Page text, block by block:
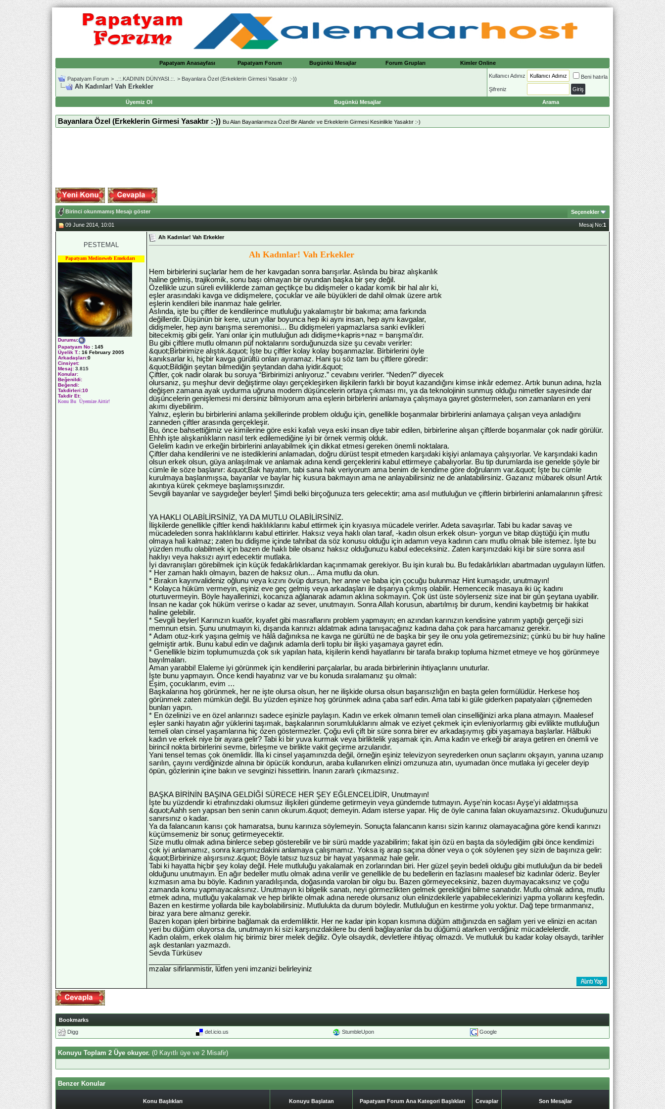
Papatyam Anasayfası Papatyam Forum Bugünkü Mesajlar Forum Grupları Kimler Online
Papatyam Forum > ..::.KADININ DÜNYASI.::. > Bayanlara Özel (Erkeklerin Girmesi Yasaktır :-))
Ah Kadınlar! Vah Erkekler
Kullanıcı Adınız Beni hatırla
Şifreniz
Üyemiz Ol Bugünkü Mesajlar Arama
Bayanlara Özel (Erkeklerin Girmesi Yasaktır :-)) Bu Alan Bayanlarımıza Özel Bir Alandır ve Erkeklerin Girmesi Kesinlikle Yasaktır :-)
Birinci okunmamış Mesajı göster Seçenekler
09 June 2014, 10:01 Mesaj No:1
PESTEMAL
Papatyam Medineweb Emekdarı
Durumu:
Papatyam No : 145
Üyelik T.: 16 February 2005
Arkadaşları:0
Cinsiyet:
Mesaj: 3.815
Konular:
Beğenildi:
Beğendi:
Takdirleri:10
Takdir Et:
Konu Bu Üyemize Aittir!
Ah Kadınlar! Vah Erkekler
Ah Kadınlar! Vah Erkekler
Hem birbirlerini suçlarlar hem de her kavgadan sonra barışırlar. Aslında bu biraz alışkanlık
haline gelmiş, trajikomik, sonu başı olmayan bir oyundan başka bir şey değil.
Özellikle uzun süreli evliliklerde zaman geçtikçe bu didişmeler o kadar komik bir hal alır ki,
eşler arasındaki kavga ve didişmelere, çocuklar ve aile büyükleri de dahil olmak üzere artık
eşlerin kendileri bile inanmaz hale gelirler.
Aslında, işte bu çiftler de kendilerince mutluluğu yakalamıştır bir bakıma; ama farkında
değillerdir. Düşünün bir kere, uzun yıllar boyunca hep iki aynı insan, hep aynı kavgalar,
didişmeler, hep aynı barışma seremonisi… Bu didişmeleri yapmazlarsa sanki evlikleri
bitecekmiş gibi gelir. Yani onlar için mutluluğun adı didişme+kapris+naz = barışma'dır.
Bu gibi çiftlere mutlu olmanın püf noktalarını sorduğunuzda size şu cevabı verirler:
&quot;Birbirimize alıştık.&quot; İşte bu çiftler kolay kolay boşanmazlar. Birbirlerini öyle
kanıksarlar ki, hiçbir kavga gürültü onları ayıramaz. Hani şu söz tam bu çiftlere göredir:
&quot;Bildiğin şeytan bilmediğin şeytandan daha iyidir.&quot;
Çiftler, çok nadir olarak bu soruya “Birbirimizi anlıyoruz.” cevabını verirler. “Neden?” diyecek
olursanız, şu meşhur devir değiştirme olayı gerçekleşirken ilişkilerin farklı bir boyut kazandığını kimse inkâr edemez. Artık bunun adına, hızla
değişen zamana ayak uydurma uğruna modern düşüncelerin ortaya çıkması mı, ya da teknolojinin sunmuş olduğu nimetler sayesinde dar
düşüncelerin genişlemesi mi dersiniz bilmiyorum ama eşlerin birbirlerini anlamaya çalışmaya gayret göstermeleri, son zamanların en yeni
akımı diyebilirim.
Yalnız, eşlerin bu birbirlerini anlama şekillerinde problem olduğu için, genellikle boşanmalar birbirlerini anlamaya çalışan veya anladığını
zanneden çiftler arasında gerçekleşir.
Bu, önce bahsettiğimiz ve kimilerine göre eski kafalı veya eski insan diye tabir edilen, birbirlerine alışan çiftlerde boşanmalar çok nadir görülür.
Ehhh işte alışkanlıkların nasıl terk edilemediğine iyi bir örnek vermiş olduk.
Gelelim kadın ve erkeğin birbirlerini anlayabilmek için dikkat etmesi gereken önemli noktalara.
Çiftler daha kendilerini ve ne istediklerini anlamadan, doğru dürüst tespit etmeden karşıdaki kişiyi anlamaya çalışıyorlar. Ve karşındaki kadın
olsun erkek olsun, güya anlaşılmak ve anlamak adına kendi gerçeklerini kabul ettirmeye çabalıyorlar. Bu tip durumlarda ise genelde şöyle bir
cümle ile söze başlanır: &quot;Bak hayatım, tabi sana hak veriyorum ama benim de kendime göre doğrularım var.&quot; İşte bu cümle
kurulmaya başlanmışsa, bayanlar ve baylar hiç kusura bakmayın ama ne anlayabilirsiniz ne de anlatabilirsiniz. Gazanız mübarek olsun! Artık
akıntıya kürek çekmeye başlamışsınızdır.
Sevgili bayanlar ve saygıdeğer beyler! Şimdi belki birçoğunuza ters gelecektir; ama asıl mutluluğun ve çiftlerin birbirlerini anlamalarının şifresi:
YA HAKLI OLABİLİRSİNİZ, YA DA MUTLU OLABİLİRSİNİZ.
İlişkilerde genellikle çiftler kendi haklılıklarını kabul ettirmek için kıyasıya mücadele verirler. Adeta savaşırlar. Tabi bu kadar savaş ve
mücadeleden sonra haklılıklarını kabul ettirirler. Haksız veya haklı olan taraf, -kadın olsun erkek olsun- yorgun ve bitap düştüğü için mutlu
olmaya hali kalmaz; zaten bu didişme içinde tahribat da söz konusu olduğu için adamın veya kadının canı mutlu olmak bile istemez. İşte bu
yüzden mutlu olabilmek için bazen de haklı bile olsanız haksız olduğunuzu kabul edeceksiniz. Zaten karşınızdaki kişi bir süre sonra asıl
haklıyı veya haksızı ayırt edecektir mutlaka.
İyi davranışları görebilmek için küçük fedakârlıklardan kaçınmamak gerekiyor. Bu işin kuralı bu. Bu fedakârlıkları abartmadan uygulayın lütfen.
* Her zaman haklı olmayın, bazen de haksız olun… Ama mutlu da olun.
* Bırakın kayınvalideniz oğlunu veya kızını övüp dursun, her anne ve baba için çocuğu bulunmaz Hint kumaşıdır, unutmayın!
* Kolayca hüküm vermeyin, eşiniz eve geç gelmiş veya arkadaşları ile dışarıya çıkmış olabilir. Hemencecik masaya iki üç kadını
oturtuvermeyin. Böyle hayallerinizi, kocanıza ağlanarak adamın aklına sokmayın. Çok üst üste söylerseniz size inat bir gün şeytana uyabilir.
İnsan ne kadar çok hüküm verirse o kadar az sever, unutmayın. Sonra Allah korusun, abartılmış bir durum, kendini kaybetmiş bir hakikat
haline gelebilir.
* Sevgili beyler! Karınızın kuaför, kıyafet gibi masraflarını problem yapmayın; en azından karınızın kendisine yatırım yaptığı gerçeği sizi
memnun etsin. Şunu unutmayın ki, dışarıda karınızı aldatmak adına tanışacağınız kadına daha çok para harcamanız gerekir.
* Adam otuz-kırk yaşına gelmiş ve hâlâ dağınıksa ne kavga ne gürültü ne de başka bir şey ile onu yola getiremezsiniz; çünkü bu bir huy haline
gelmiştir artık. Bunu kabul edin ve dağınık adamla derli toplu bir ilişki yaşamaya gayret edin.
* Genellikle bizim toplumumuzda çok sık yapılan hata, kişilerin kendi hayatlarını bir tarafa bırakıp topluma hizmet etmeye ve hoş görünmeye
bayılmaları.
Aman yarabbi! Elaleme iyi görünmek için kendilerini parçalarlar, bu arada birbirlerinin ihtiyaçlarını unuturlar.
İşte bunu yapmayın. Önce kendi hayatınız var ve bu konuda sıralamanız şu olmalı:
Eşim, çocuklarım, evim …
Başkalarına hoş görünmek, her ne işte olursa olsun, her ne ilişkide olursa olsun başarısızlığın en başta gelen formülüdür. Herkese hoş
görünmek zaten mümkün değil. Bu yüzden eşinize hoş görünmek adına çaba sarf edin. Ama tabi ki güle giderken papatyaları çiğnemeden
bunları yapın.
* En özelinizi ve en özel anlarınızı sadece eşinizle paylaşın. Kadın ve erkek olmanın temeli olan cinselliğinizi arka plana atmayın. Maalesef
eşler sanki hayatın ağır yüklerini taşımak, başkalarının sorumluluklarını almak ve eziyet çekmek için evleniyorlarmış gibi evlilikte mutluluğun
temeli olan cinsel yaşamlarına hiç özen göstermezler. Çoğu evli çift bir süre sonra birer ev arkadaşıymış gibi yaşamaya başlarlar. Hâlbuki
kadın ve erkek niye bir ayara gelir? Tabi ki bir yuva kurmak veya birliktelik yaşamak için. Ama kadın ve erkeği bir araya getiren en önemli ve
birincil nokta birbirlerini sevme, birleşme ve birlikte vakit geçirme arzularıdır.
Yani tensel temas çok önemlidir. İlla ki cinsel yaşamınızda değil, örneğin eşiniz televizyon seyrederken onun saçlarını okşayın, yanına uzanıp
sarılın, çayını verdiğinizde alnına bir öpücük kondurun, araba kullanırken elinizi omzunuza atın, uyumadan önce mutlaka iyi geceler deyip
öpün, gözlerinin içine bakın ve sevginizi hissettirin. İnanın zararlı çıkmazsınız.
BAŞKA BİRİNİN BAŞINA GELDİĞİ SÜRECE HER ŞEY EĞLENCELİDİR, Unutmayın!
İşte bu yüzdendir ki etrafınızdaki olumsuz ilişkileri gündeme getirmeyin veya gündemde tutmayın. Ayşe'nin kocası Ayşe'yi aldatmışsa
&quot;Aahh sen yapsan ben senin canın okurum.&quot; demeyin. Adam isterse yapar. Hiç de öyle canına falan okuyamazsınız. Okuduğunuzu
sanırsınız o kadar.
Ya da falancanın karısı çok hamaratsa, bunu karınıza söylemeyin. Sonuçta falancanın karısı sizin karınız olamayacağına göre kendi karınızı
küçümsemeniz bir sonuç getirmeyecektir.
Size mutlu olmak adına binlerce sebep gösterebilir ve bir sürü madde yazabilirim; fakat işin özü en başta da söylediğim gibi önce kendimizi
çok iyi anlamamız, sonra karşımızdakini anlamaya çalışmamız. Yoksa iş arap saçına döner veya o çok söylenen şey sizin de başınıza gelir:
&quot;Birbirinize alışırsınız.&quot; Böyle tatsız tuzsuz bir hayat yaşanmaz hale gelir.
Tabi ki hayatta hiçbir şey kolay değil. Hele mutluluğu yakalamak en zorlarından biri. Her güzel şeyin bedeli olduğu gibi mutluluğun da bir bedeli
olduğunu unutmayın. En ağır bedeller mutlu olmak adına verilir ve genellikle de bu bedellerin en fazlasını maalesef biz kadınlar öderiz. Beyler
kızmasın ama bu böyle. Kadının yaradılışında, doğasında varolan bir olgu bu. Bazen görmeyeceksiniz, bazen duymayacaksınız ve çoğu
zamanda konu yapmayacaksınız. Unutmayın ki bilgelik sanatı, neyi görmezlikten gelmek gerektiğini bilme sanatıdır. Mutlu olmak adına, mutlu
etmek adına, mutluğu yakalamak ve hep birlikte olmak adına nerede olursanız olun elinizdekilerle yapabileceklerinizi yapma yollarını keşfedin.
Bazen en kestirme yollarda bile kaybolabilirsiniz. Mutlulukta da durum böyledir. Mutluluğun en kestirme yolu yoktur. Dağ tepe tırmanmanız,
biraz yara bere almanız gerekir.
Bazen kopan ipleri birbirine bağlamak da erdemliliktir. Her ne kadar ipin kopan kısmına düğüm attığınızda en sağlam yeri ve elinizi en acıtan
yeri bu düğüm oluyorsa da, unutmayın ki sizi karşınızdakilere bu denli bağlayanlar da bu düğümü atarken verdiğiniz mücadelelerdir.
Kadın olalım, erkek olalım hiç birimiz birer melek değiliz. Öyle olsaydık, devletlere ihtiyaç olmazdı. Ve mutluluk bu kadar kolay olsaydı, tarihler
aşk destanları yazmazdı.
Sevda Türküsev
mzalar sifirlanmistir, lütfen yeni imzanizi belirleyiniz
Bookmarks
Digg
del.icio.us StumbleUpon Google
Konuyu Toplam 2 Üye okuyor. (0 Kayıtlı üye ve 2 Misafir)
Benzer Konular
Konu Başlıkları Konuyu Başlatan Papatyam Forum Ana Kategori Başlıkları Cevaplar Son Mesajlar